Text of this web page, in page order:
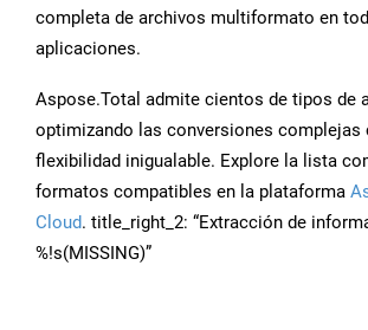
completa de archivos multiformato en
aplicaciones.
Aspose.Total admite cientos de tipos de
optimizando las conversiones complejas
flexibilidad inigualable. Explore la lista
formatos compatibles en la plataforma
Cloud. title_right_2: “Extracción de
%!s(MISSING)”